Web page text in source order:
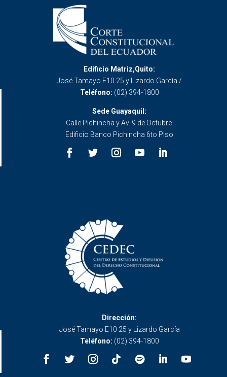
Edificio Matriz,Quito:
José Tamayo E10 25 y Lizardo García /
Teléfono: (02) 394-1800
Sede Guayaquil:
Calle Pichincha y Av. 9 de Octubre.
Edificio Banco Pichincha 6to Piso
Dirección:
José Tamayo E10 25 y Lizardo García
Teléfono: (02) 394-1800